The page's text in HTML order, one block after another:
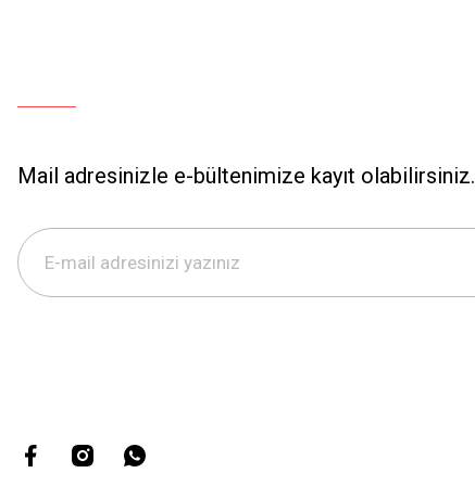
Mail adresinizle e-bültenimize kayıt olabilirsiniz.